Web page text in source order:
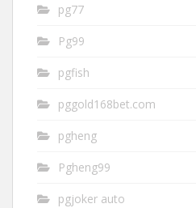
pg77
Pg99
pgfish
pggold168bet.com
pgheng
Pgheng99
pgjoker auto